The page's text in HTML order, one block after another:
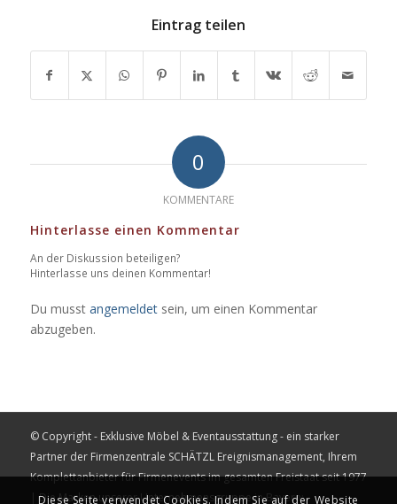
Eintrag teilen
0
KOMMENTARE
Hinterlasse einen Kommentar
An der Diskussion beteiligen?
Hinterlasse uns deinen Kommentar!
Du musst angemeldetsein, um einen Kommentar
abzugeben.
© Copyright - Exklusive Möbel & Eventausstattung - ein starker
Partner der Firmenzentrale SCHÄTZL Ereignismanagement, Ihrem
Komplettanbieter für Firmenevents im gesamten Freistaat seit 1977
| Die Marken unserer Unternehmensgruppe in Bayern:
Diese Seite verwendet Cookies. Indem Sie auf der Website